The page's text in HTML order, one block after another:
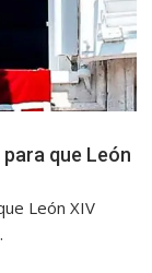
que León
León XIV